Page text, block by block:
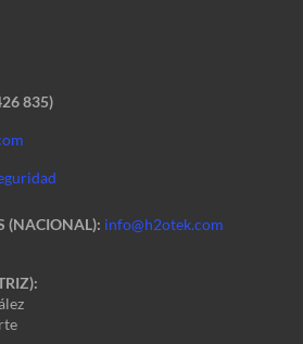
835)
(NACIONAL): info@h2otek.com